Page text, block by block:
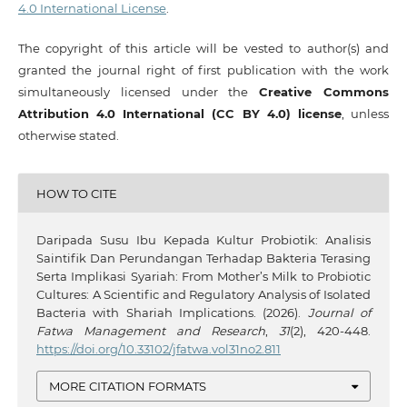
4.0 International License.
The copyright of this article will be vested to author(s) and
granted the journal right of first publication with the work
simultaneously licensed under theCreative Commons
Attribution 4.0 International (CC BY 4.0) license, unless
otherwise stated.
HOW TO CITE
Daripada Susu Ibu Kepada Kultur Probiotik: Analisis
Saintifik Dan Perundangan Terhadap Bakteria Terasing
Serta Implikasi Syariah: From Mother’s Milk to Probiotic
Cultures: A Scientific and Regulatory Analysis of Isolated
Bacteria with Shariah Implications. (2026). Journal of
Fatwa Management and Research,31(2), 420-448.
https://doi.org/10.33102/jfatwa.vol31no2.811
MORE CITATION FORMATS